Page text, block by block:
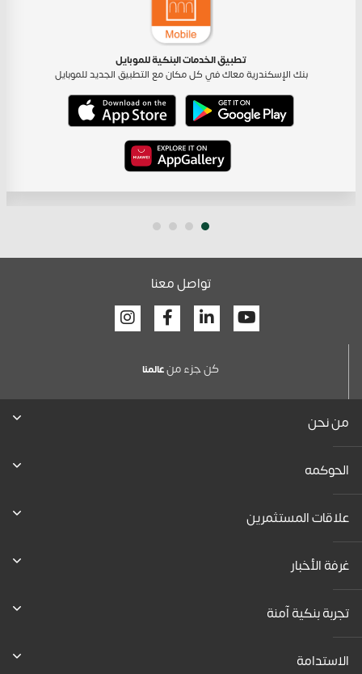
تطبيق الخدمات البنكية للموبايل
بنك الإسكندرية معاك في كل مكان مع التطبيق الجديد للموبايل
تواصل معنا
Youtube
Linkedin
Facebook
كن جزء منعالمنا
من نحن
الحوكمه
علاقات المستثمرين
غرفة الأخبار
تجربة بنكية آمنة
الاستدامة